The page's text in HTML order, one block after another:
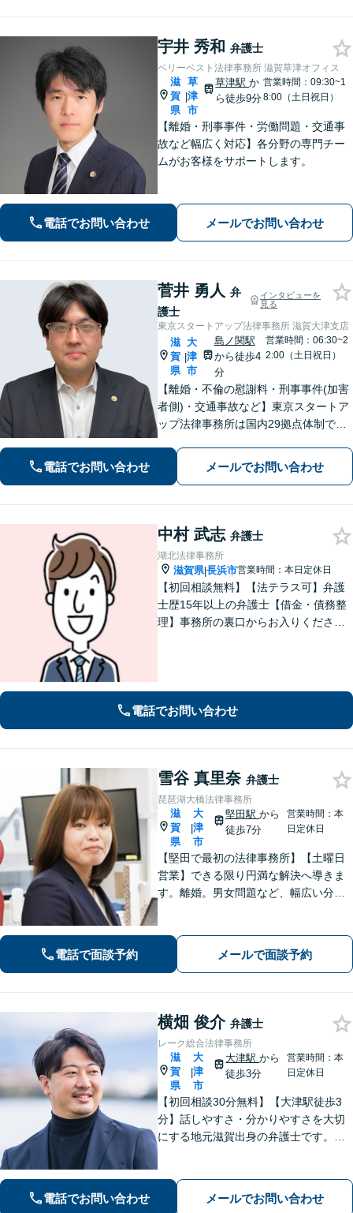
宇井 秀和 弁護士
ベリーベスト法律事務所 滋賀草津オフィス
滋
賀
県
|
草
津
市
草津駅か
ら徒歩9分
営業時間：09:30~1
8:00（土日祝日）
【離婚・刑事事件・労働問題・交通事
故など幅広く対応】各分野の専門チー
ムがお客様をサポートします。
電話でお問い合わせ メールでお問い合わせ
菅井 勇人 弁
護士
インタビューを
見る
東京スタートアップ法律事務所 滋賀大津支店
滋
賀
県
|
大
津
市
島ノ関駅
から徒歩4
分
営業時間：06:30~2
2:00（土日祝日）
【離婚・不倫の慰謝料・刑事事件(加害
者側)・交通事故など】東京スタートア
ップ法律事務所は国内29拠点体制で全
対応(法律相談は完全予約制)】各分野で
専門性の高い弁護士が寄り添い解決を
電話でお問い合わせ メールでお問い合わせ
中村 武志 弁護士
湖北法律事務所
滋賀県|長浜市営業時間：本日定休日
【初回相談無料】【法テラス可】弁護
士歴15年以上の弁護士【借金・債務整
理】事務所の裏口からお入りくださ
電話でお問い合わせ
雪谷 真里奈 弁護士
琵琶湖大橋法律事務所
滋
賀
県
|
大
津
市
堅田駅から
徒歩7分
営業時間：本
日定休日
【堅田で最初の法律事務所】【土曜日
営業】できる限り円満な解決へ導きま
す。離婚。男女問題など、幅広い分野
電話で面談予約 メールで面談予約
横畑 俊介 弁護士
レーク総合法律事務所
滋
賀
県
|
大
津
市
大津駅から
徒歩3分
営業時間：本
日定休日
【初回相談30分無料】【大津駅徒歩3
分】話しやすさ・分かりやすさを大切
にする地元滋賀出身の弁護士です。離
ます。一人で抱え込まず、まずはお気
軽にご相談ください。
電話でお問い合わせ メールでお問い合わせ